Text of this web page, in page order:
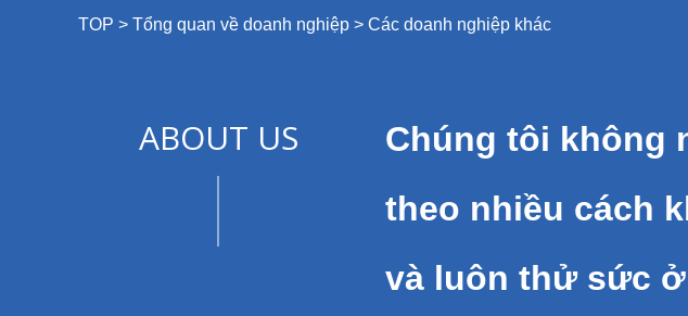
LAUT
TOP > Tổng quan về doanh nghiệp > Các doanh nghiệp khác
ABOUT US
Chúng tôi không
theo nhiều cách
và luôn thử sức